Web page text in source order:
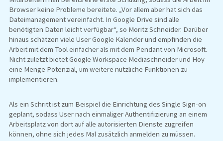
Browser keine Probleme bereitete. „Vor allem aber hat sich das
Dateimanagement vereinfacht. In Google Drive sind alle
benötigten Daten leicht verfügbar“, so Moritz Schneider. Darüber
hinaus schätzen viele User Google Kalender und empfinden die
Arbeit mit dem Tool einfacher als mit dem Pendant von Microsoft.
Nicht zuletzt bietet Google Workspace Mediaschneider und Hoy
eine Menge Potenzial, um weitere nützliche Funktionen zu
implementieren.
Als ein Schritt ist zum Beispiel die Einrichtung des Single Sign-on
geplant, sodass User nach einmaliger Authentifizierung an einem
Arbeitsplatz von dort auf alle autorisierten Dienste zugreifen
können, ohne sich jedes Mal zusätzlich anmelden zu müssen.